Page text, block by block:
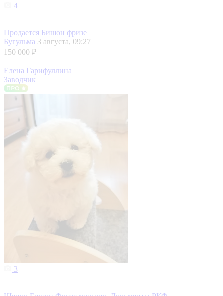
4
Продается Бишон фризе
Бугульма 3 августа, 09:27
150 000 ₽
Елена Гарифуллина
Заводчик
3